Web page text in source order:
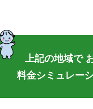
上記の地域で
料金シミュレー